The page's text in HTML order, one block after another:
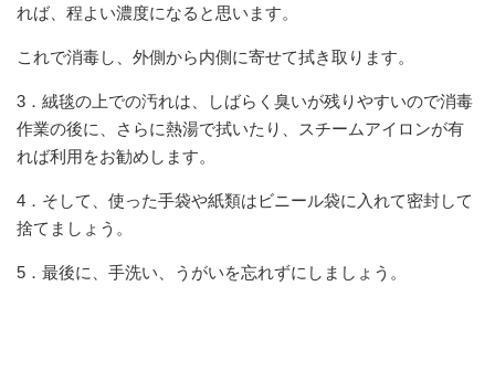
れば、程よい濃度になると思います。
これで消毒し、外側から内側に寄せて拭き取ります。
3．絨毯の上での汚れは、しばらく臭いが残りやすいので消毒
作業の後に、さらに熱湯で拭いたり、スチームアイロンが有
れば利用をお勧めします。
4．そして、使った手袋や紙類はビニール袋に入れて密封して
捨てましょう。
5．最後に、手洗い、うがいを忘れずにしましょう。